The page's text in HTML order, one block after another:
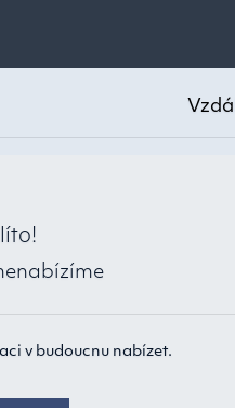
v budoucnu nabízet.